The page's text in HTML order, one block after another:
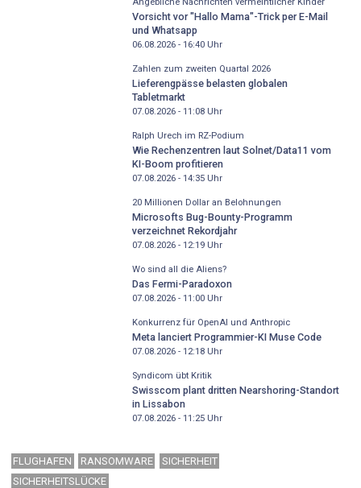
Vorsicht vor "Hallo Mama"-Trick per E-Mail
und Whatsapp
06.08.2026 - 16:40Uhr
Zahlen zum zweiten Quartal 2026
Lieferengpässe belasten globalen
Tabletmarkt
07.08.2026 - 11:08Uhr
Ralph Urech im RZ-Podium
Wie Rechenzentren laut Solnet/Data11 vom
KI-Boom profitieren
07.08.2026 - 14:35Uhr
20 Millionen Dollar an Belohnungen
Microsofts Bug-Bounty-Programm
verzeichnet Rekordjahr
07.08.2026 - 12:19Uhr
Wo sind all die Aliens?
Das Fermi-Paradoxon
07.08.2026 - 11:00Uhr
Konkurrenz für OpenAI und Anthropic
Meta lanciert Programmier-KI Muse Code
07.08.2026 - 12:18Uhr
Syndicom übt Kritik
Swisscom plant dritten Nearshoring-Standort
in Lissabon
07.08.2026 - 11:25Uhr
FLUGHAFEN RANSOMWARE
SICHERHEIT
SICHERHEITSLÜCKE